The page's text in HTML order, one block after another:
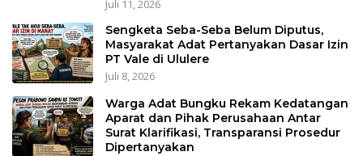
Juli 11, 2026
Sengketa Seba-Seba Belum Diputus,
Masyarakat Adat Pertanyakan Dasar Izin
PT Vale di Ululere
Juli 8, 2026
Warga Adat Bungku Rekam Kedatangan
Aparat dan Pihak Perusahaan Antar
Surat Klarifikasi, Transparansi Prosedur
Dipertanyakan